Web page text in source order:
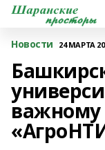
Новости 24 МАРТА
важному